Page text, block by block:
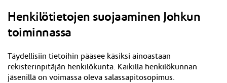
Henkilötietojen suojaaminen Johkun
toiminnassa
Täydellisiin tietoihin pääsee käsiksi ainoastaan
rekisterinpitäjän henkilökunta. Kaikilla henkilökunnan
jäsenillä on voimassa oleva salassapitosopimus.